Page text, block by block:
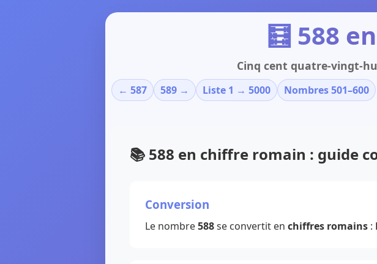
🧮 588
Cinq cent quatre-vingt-
← 587 589 → Liste 1 → 5000 Nombres 501–600
📚 588 en chiffre romain : guide
Conversion
Le nombre588se convertit en chiffres romains :